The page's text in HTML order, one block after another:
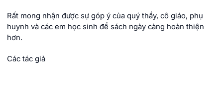
Rất mong nhận được sự góp ý của quý thầy, cô giáo, phụ
huynh và các em học sinh để sách ngày càng hoàn thiện
hơn.
Các tác giả